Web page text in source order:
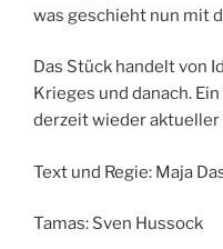
was geschieht nun mit
Das Stück handelt von
Krieges und danach.
derzeit wieder aktueller
Text und Regie: Maja
Tamas: Sven Hussock